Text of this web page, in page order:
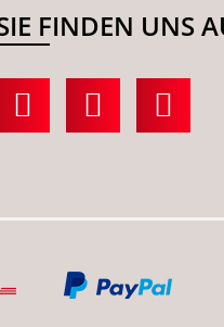
FINDEN UNS